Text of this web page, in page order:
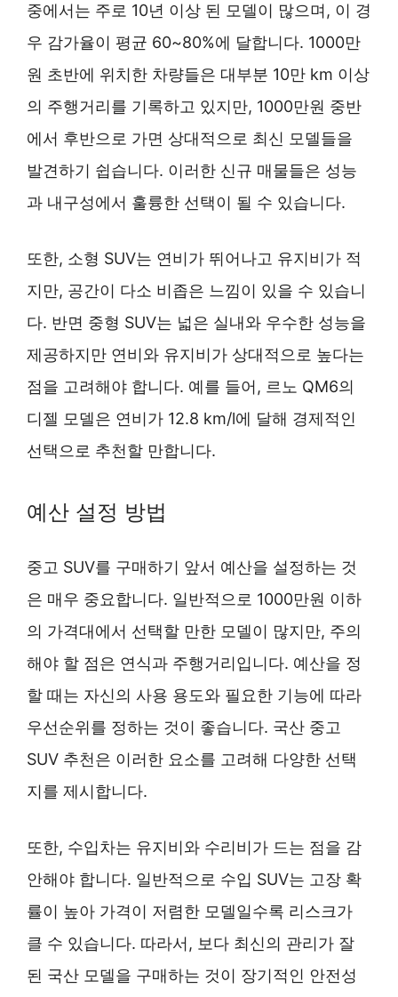
중에서는 주로 10년 이상 된 모델이 많으며, 이 경
우 감가율이 평균 60~80%에 달합니다. 1000만
원 초반에 위치한 차량들은 대부분 10만 km 이상
의 주행거리를 기록하고 있지만, 1000만원 중반
에서 후반으로 가면 상대적으로 최신 모델들을
발견하기 쉽습니다. 이러한 신규 매물들은 성능
과 내구성에서 훌륭한 선택이 될 수 있습니다.
또한, 소형 SUV는 연비가 뛰어나고 유지비가 적
지만, 공간이 다소 비좁은 느낌이 있을 수 있습니
다. 반면 중형 SUV는 넓은 실내와 우수한 성능을
제공하지만 연비와 유지비가 상대적으로 높다는
점을 고려해야 합니다. 예를 들어, 르노 QM6의
디젤 모델은 연비가 12.8 km/l에 달해 경제적인
선택으로 추천할 만합니다.
예산 설정 방법
중고 SUV를 구매하기 앞서 예산을 설정하는 것
은 매우 중요합니다. 일반적으로 1000만원 이하
의 가격대에서 선택할 만한 모델이 많지만, 주의
해야 할 점은 연식과 주행거리입니다. 예산을 정
할 때는 자신의 사용 용도와 필요한 기능에 따라
우선순위를 정하는 것이 좋습니다. 국산 중고
SUV 추천은 이러한 요소를 고려해 다양한 선택
지를 제시합니다.
또한, 수입차는 유지비와 수리비가 드는 점을 감
안해야 합니다. 일반적으로 수입 SUV는 고장 확
률이 높아 가격이 저렴한 모델일수록 리스크가
클 수 있습니다. 따라서, 보다 최신의 관리가 잘
된 국산 모델을 구매하는 것이 장기적인 안전성